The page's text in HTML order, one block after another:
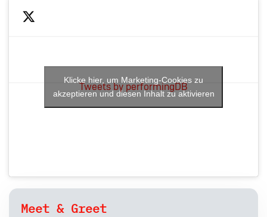
Tweets by performingDB
Klicke hier, um Marketing-Cookies zu
akzeptieren und diesen Inhalt zu aktivieren
Meet & Greet